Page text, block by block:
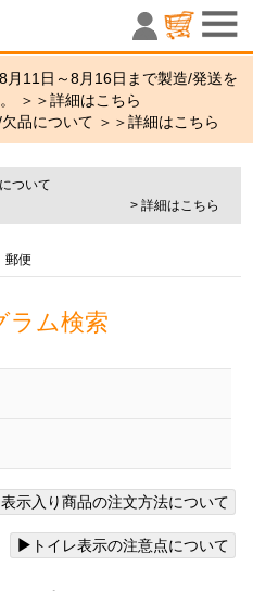
室名札・
月11日～8月16日まで製造/発送を
＞＞詳細はこちら
品について ＞＞詳細はこちら
ついて
> 詳細はこちら
郵便
ラム検索
示入り商品の注文方法について
トイレ表示の注意点について